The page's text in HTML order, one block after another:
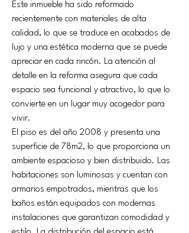
Este inmueble ha sido reformado
recientemente con materiales de alta
calidad, lo que se traduce en acabados de
lujo y una estética moderna que se puede
apreciar en cada rincón. La atención al
detalle en la reforma asegura que cada
espacio sea funcional y atractivo, lo que lo
convierte en un lugar muy acogedor para
vivir.
El piso es del año 2008 y presenta una
superficie de 78m2, lo que proporciona un
ambiente espacioso y bien distribuido. Las
habitaciones son luminosas y cuentan con
armarios empotrados, mientras que los
baños están equipados con modernas
instalaciones que garantizan comodidad y